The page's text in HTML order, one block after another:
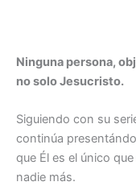
Ninguna persona,
no solo Jesucristo.
Siguiendo con su
continúa
que Él es el único
nadie más.